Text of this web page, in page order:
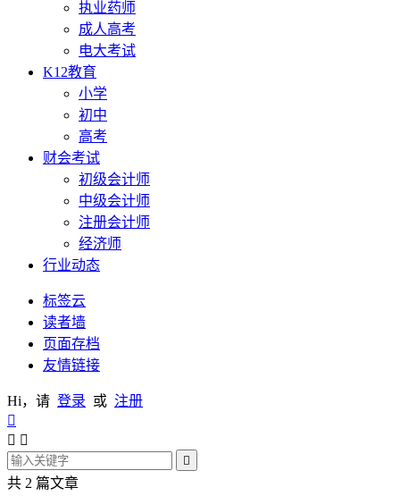
执业药师
成人高考
电大考试
K12教育
小学
初中
高考
财会考试
初级会计师
中级会计师
注册会计师
经济师
行业动态
标签云
读者墙
页面存档
友情链接
Hi，请 登录 或 注册

 

共 2 篇文章